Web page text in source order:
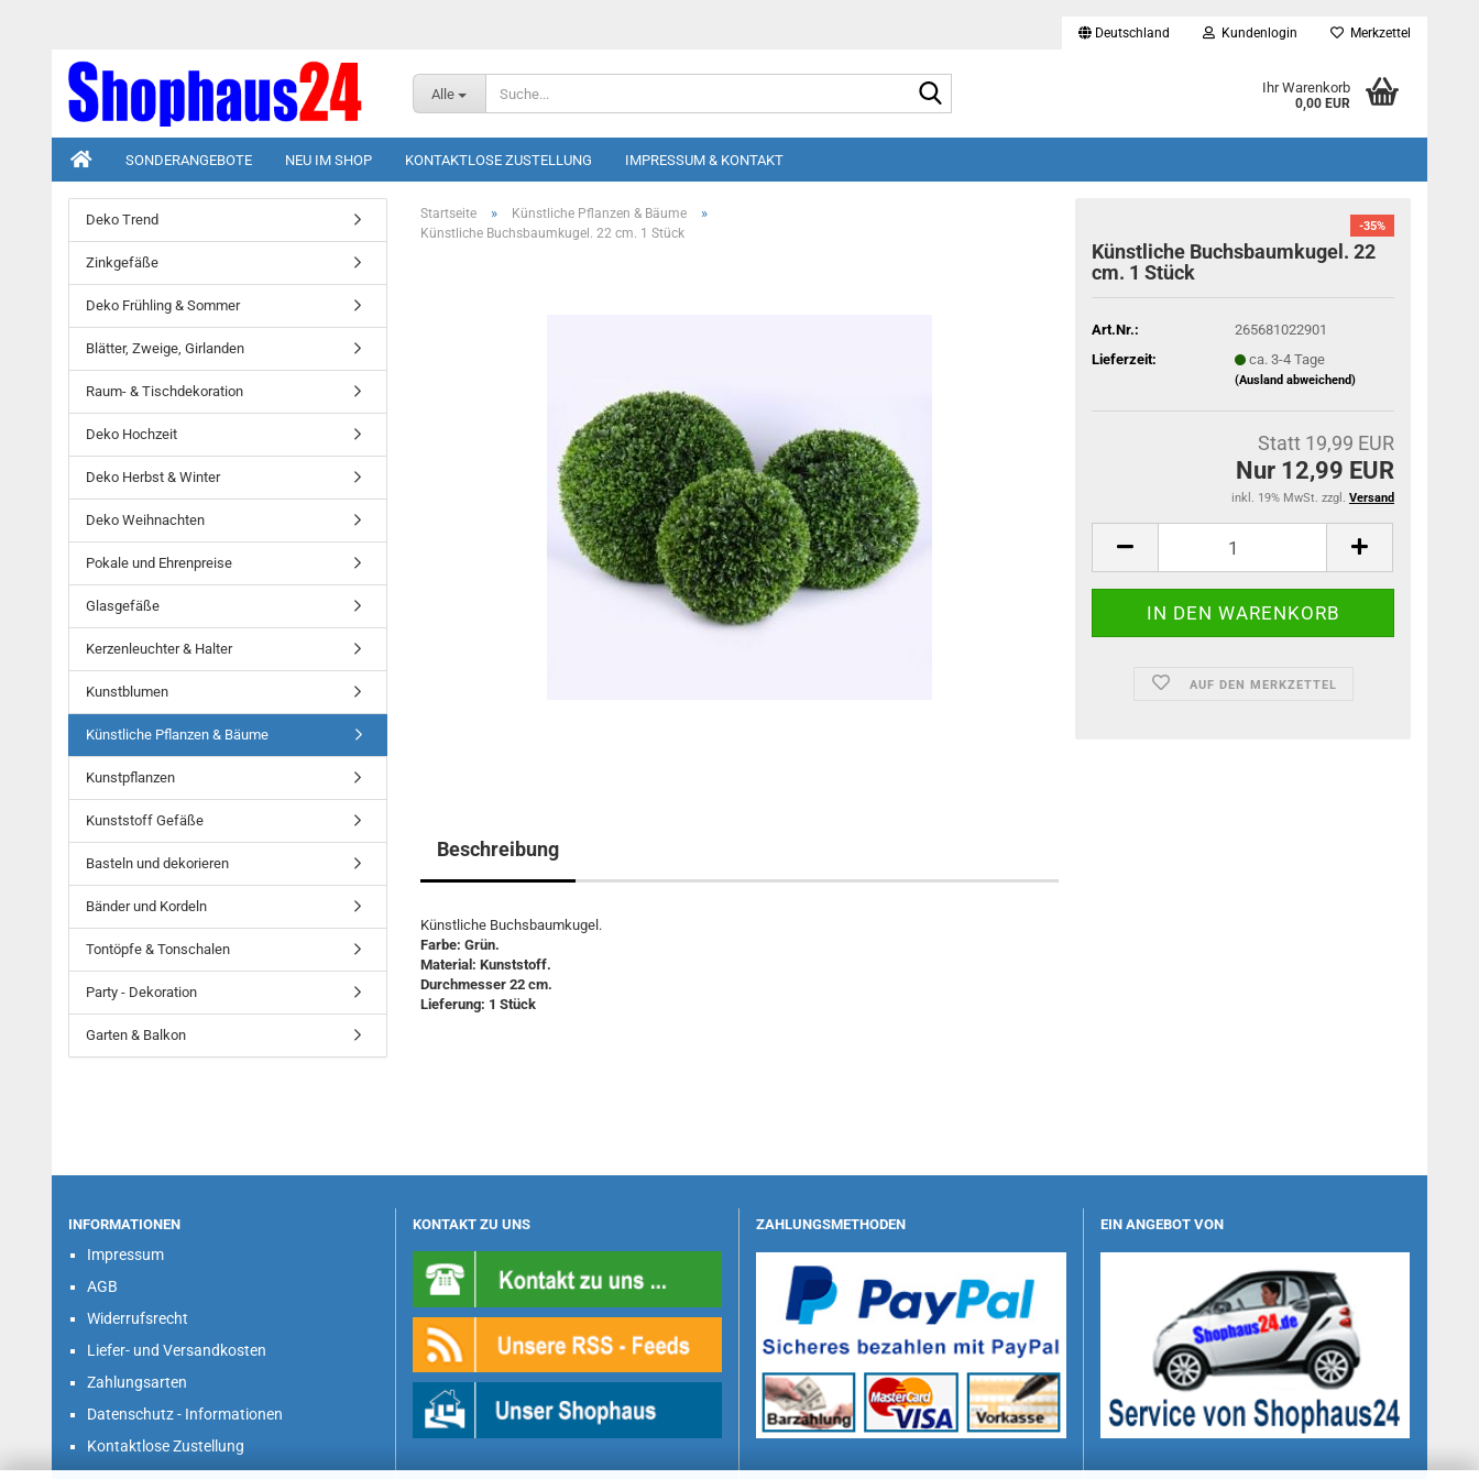
Deutschland Kundenlogin Merkzettel
Alle Ihr Warenkorb
0,00 EUR
SONDERANGEBOTE NEU IM SHOP KONTAKTLOSE ZUSTELLUNG IMPRESSUM & KONTAKT
Startseite » Künstliche Pflanzen & Bäume »
Künstliche Buchsbaumkugel. 22 cm. 1 Stück -35%
Künstliche Buchsbaumkugel. 22
cm. 1 Stück
Art.Nr.:
265681022901
Lieferzeit:
ca. 3-4 Tage
(Ausland abweichend)
Statt 19,99 EUR
Nur 12,99 EUR
inkl. 19% MwSt. zzgl. Versand
AUF DEN MERKZETTEL
Beschreibung
Künstliche Buchsbaumkugel.
Farbe: Grün.
Material: Kunststoff.
Durchmesser 22 cm.
Lieferung: 1 Stück
Deko Trend
Zinkgefäße
Deko Frühling & Sommer
Blätter, Zweige, Girlanden
Raum- & Tischdekoration
Deko Hochzeit
Deko Herbst & Winter
Deko Weihnachten
Pokale und Ehrenpreise
Glasgefäße
Kerzenleuchter & Halter
Kunstblumen
Künstliche Pflanzen & Bäume
Kunstpflanzen
Kunststoff Gefäße
Basteln und dekorieren
Bänder und Kordeln
Tontöpfe & Tonschalen
Party - Dekoration
Garten & Balkon
INFORMATIONEN
Impressum
AGB
Widerrufsrecht
Liefer- und Versandkosten
Zahlungsarten
Datenschutz - Informationen
Kontaktlose Zustellung
KONTAKT ZU UNS ZAHLUNGSMETHODEN EIN ANGEBOT VON